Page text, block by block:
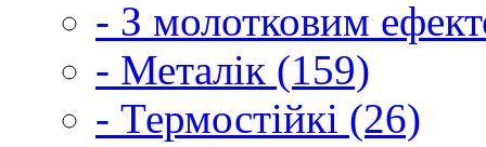
- З молотковим
- Металік (159)
- Термостійкі (26)